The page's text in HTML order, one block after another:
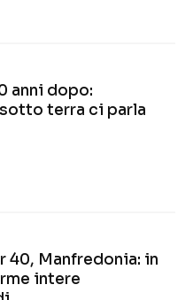
anni dopo:
sotto terra ci parla
40, Manfredonia: in
intere